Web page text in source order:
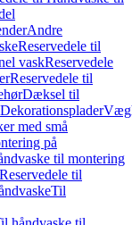
Andre
Reservedele til
vaskReservedele
Reservedele til
Dæksel til
Dekorationsplader
med små
på
til montering
Reservedele til
Til